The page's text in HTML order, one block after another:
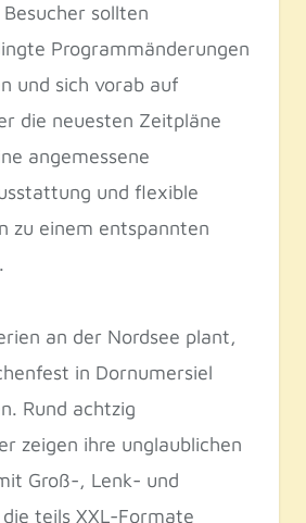
sollten
Programmänderungen
und sich vorab auf
die neuesten Zeitpläne
angemessene
und flexible
zu einem entspannten
an der Nordsee plant,
in Dornumersiel
Rund achtzig
zeigen ihre unglaublichen
Groß-, Lenk- und
teils XXL-Formate